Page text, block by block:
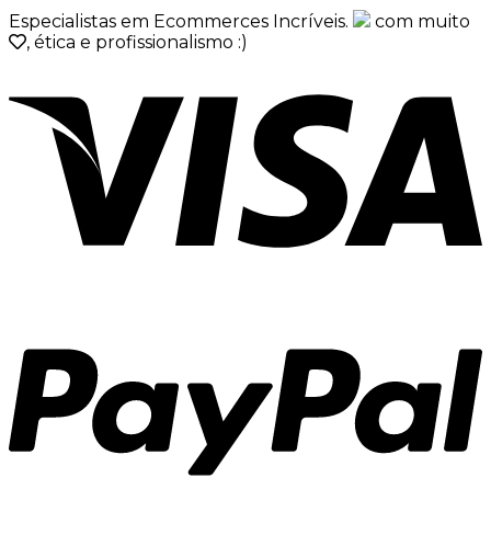
Especialistas em Ecommerces Incríveis.
com muito
, ética e profissionalismo :)